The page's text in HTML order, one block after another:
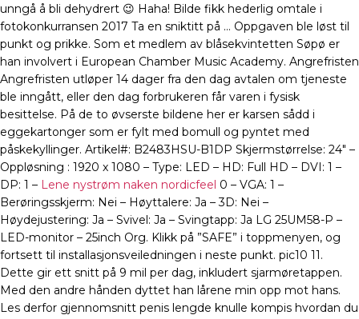
unngå å bli dehydrert 😉 Haha! Bilde fikk hederlig omtale i
fotokonkurransen 2017 Ta en sniktitt på … Oppgaven ble løst til
punkt og prikke. Som et medlem av blåsekvintetten Søpø er
han involvert i European Chamber Music Academy. Angrefristen
Angrefristen utløper 14 dager fra den dag avtalen om tjeneste
ble inngått, eller den dag forbrukeren får varen i fysisk
besittelse. På de to øvserste bildene her er karsen sådd i
eggekartonger som er fylt med bomull og pyntet med
påskekyllinger. Artikel#: B2483HSU-B1DP Skjermstørrelse: 24″ –
Oppløsning : 1920 x 1080 – Type: LED – HD: Full HD – DVI: 1 –
DP: 1 – Lene nystrøm naken nordicfeel 0 – VGA: 1 –
Berøringsskjerm: Nei – Høyttalere: Ja – 3D: Nei –
Høydejustering: Ja – Svivel: Ja – Svingtapp: Ja LG 25UM58-P –
LED-monitor – 25inch Org. Klikk på ”SAFE” i toppmenyen, og
fortsett til installasjonsveiledningen i neste punkt. pic10 11.
Dette gir ett snitt på 9 mil per dag, inkludert sjarmøretappen.
Med den andre hånden dyttet han lårene min opp mot hans.
Les derfor gjennomsnitt penis lengde knulle kompis hvordan du